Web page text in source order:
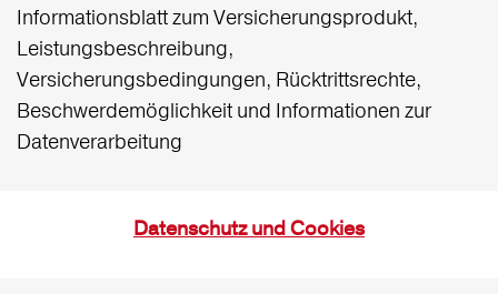
Informationsblatt zum Versicherungsprodukt,
Leistungsbeschreibung,
Versicherungsbedingungen, Rücktrittsrechte,
Beschwerdemöglichkeit und Informationen zur
Datenverarbeitung
Datenschutz und Cookies